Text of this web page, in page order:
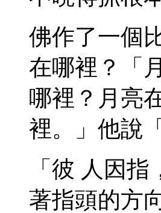
佛作了一個
在哪裡？「
哪裡？月亮
裡。」他說
「彼 人因
著指頭的方